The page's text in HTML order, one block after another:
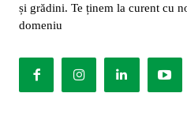
și grădini. Te ținem la curent cu
domeniu